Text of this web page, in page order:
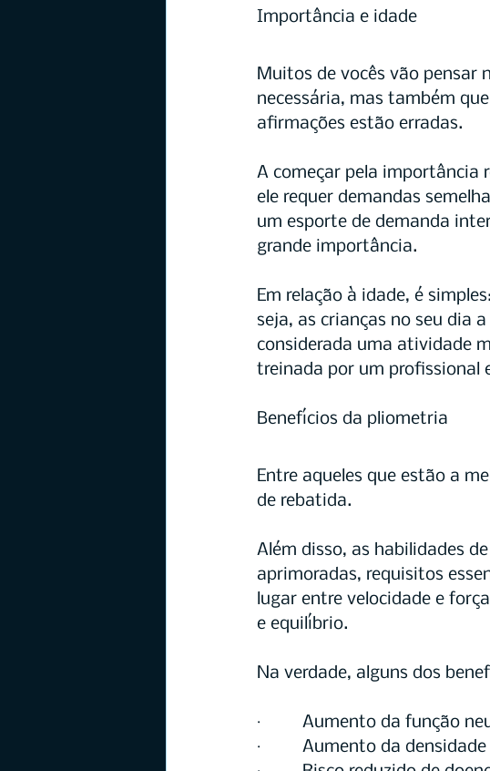
Importância e idade
Muitos de vocês vão pensar
necessária, mas também
afirmações estão erradas.
A começar pela importância
ele requer demandas
um esporte de demanda
grande importância.
Em relação à idade, é
seja, as crianças no seu dia
considerada uma atividade
treinada por um profissional
Benefícios da pliometria
Entre aqueles que estão a
de rebatida.
Além disso, as habilidades
aprimoradas, requisitos
lugar entre velocidade e
e equilíbrio.
Na verdade, alguns dos
·         Aumento da função
·         Aumento da densidade